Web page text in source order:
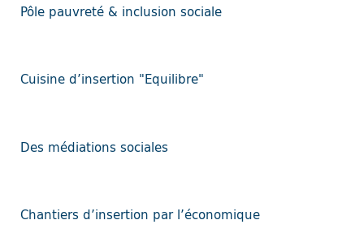
Pôle pauvreté & inclusion sociale
Cuisine d’insertion "Equilibre"
Des médiations sociales
Chantiers d’insertion par l’économique